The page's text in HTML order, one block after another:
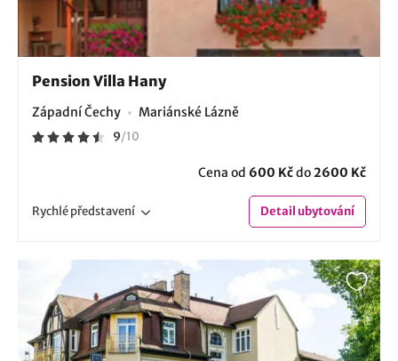
Pension Villa Hany
Západní Čechy Mariánské Lázně
9/10
Cena od 600 Kčdo 2600 Kč
Rychlépředstavení Detailubytování